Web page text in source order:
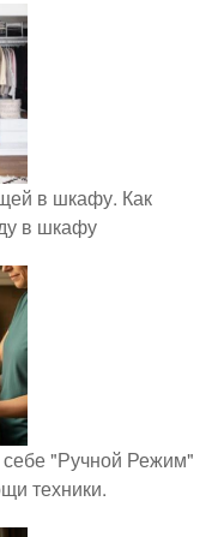
в шкафу. Как
в шкафу
себе "Ручной Режим"
техники.